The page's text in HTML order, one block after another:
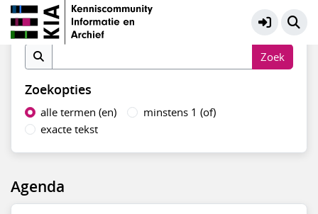
KIA Community Meer
Vind in agenda
Zoekopties
alle termen (en)
minstens 1 (of)
exacte tekst
Agenda